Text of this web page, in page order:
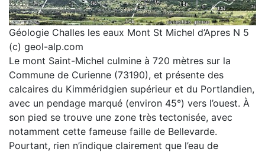
Géologie Challes les eaux Mont St Michel d’Apres N 5
(c) geol-alp.com
Le mont Saint-Michel culmine à 720 mètres sur la
Commune de Curienne (73190), et présente des
calcaires du Kimméridgien supérieur et du Portlandien,
avec un pendage marqué (environ 45°) vers l’ouest. À
son pied se trouve une zone très tectonisée, avec
notamment cette fameuse faille de Bellevarde.
Pourtant, rien n’indique clairement que l’eau de